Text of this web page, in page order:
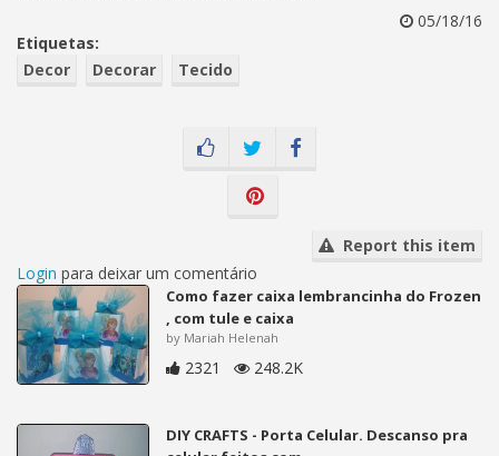
05/18/16
Etiquetas:
Decor
Decorar Tecido
Report this item
Login para deixar um comentário
Como fazer caixa lembrancinha do Frozen
, com tule e caixa
by Mariah Helenah
2321 248.2K
DIY CRAFTS - Porta Celular. Descanso pra